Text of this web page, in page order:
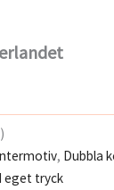
, Dubbla
eget tryck